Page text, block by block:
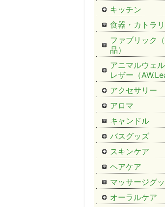
キッチン
食器・カトラ
ファブリック
品）
アニマルウェ
レザー（
アクセサリー
アロマ
キャンドル
バスグッズ
スキンケア
ヘアケア
マッサージグ
オーラルケア